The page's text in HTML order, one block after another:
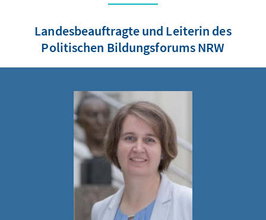
Landesbeauftragte und Leiterin des
Politischen Bildungsforums NRW